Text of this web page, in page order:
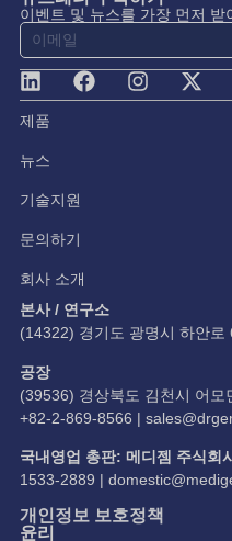
이벤트 및 뉴스를 가장 먼저 받
제품
뉴스
기술지원
문의하기
회사 소개
본사 / 연구소
(14322) 경기도 광명시 하안
공장
(39536) 경상북도 김천시 어모
+82-2-869-8566 |
국내영업 총판: 메디젬 주식회
1533-2889 |
개인정보 보호정책
윤리